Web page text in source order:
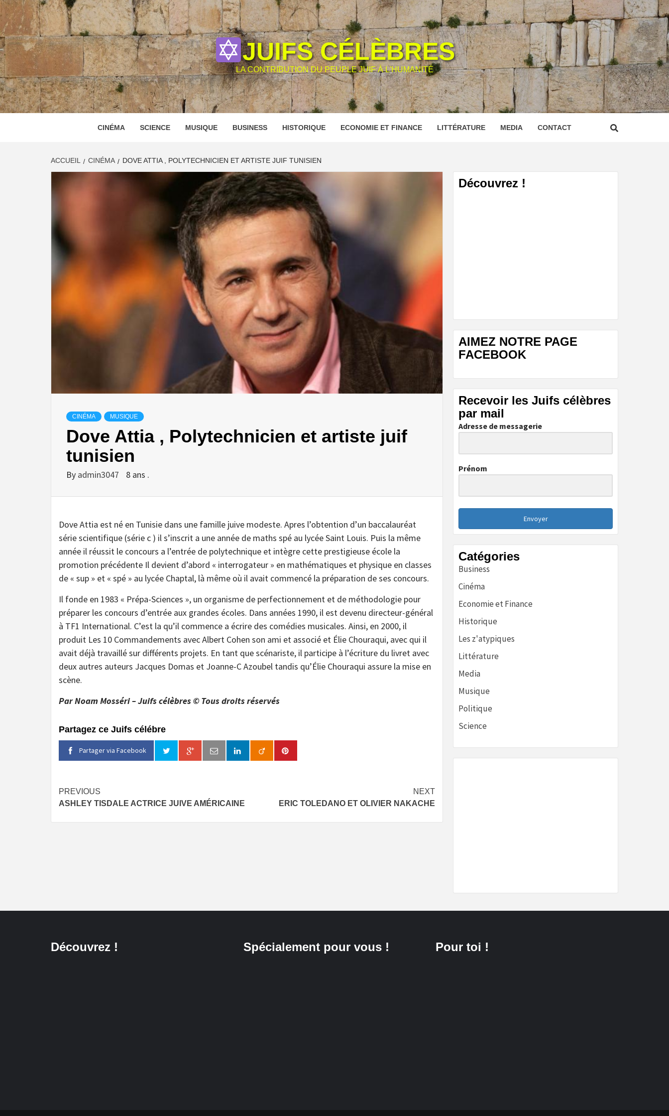
Skip
to
content
JUIFS CÉLÈBRES
LA CONTRIBUTION DU PEUPLE JUIF À L'HUMANITÉ
CINÉMA SCIENCE MUSIQUE BUSINESS HISTORIQUE ECONOMIE ET FINANCE LITTÉRATURE MEDIA CONTACT
ACCUEIL CINÉMA DOVE ATTIA , POLYTECHNICIEN ET ARTISTE JUIF TUNISIEN
CINÉMA MUSIQUE
Dove Attia , Polytechnicien et artiste juif
tunisien
By admin3047 8 ans .
Dove Attia est né en Tunisie dans une famille juive modeste. Apres l’obtention d’un baccalauréat
série scientifique (série c ) il s’inscrit a une année de maths spé au lycée Saint Louis. Puis la même
année il réussit le concours a l’entrée de polytechnique et intègre cette prestigieuse école la
promotion précédente Il devient d’abord « interrogateur » en mathématiques et physique en classes
de « sup » et « spé » au lycée Chaptal, là même où il avait commencé la préparation deses concours.
Il fonde en 1983 « Prépa-Sciences », un organisme de perfectionnement et de méthodologie pour
préparer les concours d’entrée aux grandes écoles. Dans années 1990, il est devenu directeur-général
à TF1 International. C’est la qu’il commence a écrire des comédies musicales. Ainsi, en 2000, il
produit Les 10 Commandements avec Albert Cohen son ami et associé et Élie Chouraqui, avec qui il
avait déjà travaillé sur différents projets. En tant que scénariste, il participe à l’écriture du livret avec
deux autres auteurs Jacques Domas et Joanne-C Azoubel tandis qu’Élie Chouraqui assure la mise en
scène.
Par Noam Mosséri – Juifs célèbres © Tous droits réservés
Partagez ce Juifs célébre
Partager via Facebook
Continue
Reading
PREVIOUS
ASHLEY TISDALE ACTRICE JUIVE AMÉRICAINE
NEXT
ERIC TOLEDANO ET OLIVIER NAKACHE
Découvrez !
AIMEZ NOTRE PAGE
FACEBOOK
Recevoir les Juifs célèbres
par mail
Adresse de messagerie
Prénom
Envoyer
Catégories
Business
Cinéma
Economie et Finance
Historique
Les z'atypiques
Littérature
Media
Musique
Politique
Science
Découvrez ! Spécialement pour vous ! Pour toi !